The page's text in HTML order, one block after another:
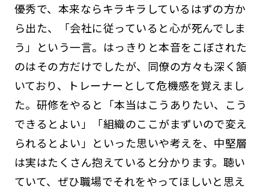
優秀で、本来ならキラキラしているはずの方か
ら出た、「会社に従っていると心が死んでしま
う」という一言。はっきりと本音をこぼされた
のはその方だけでしたが、同僚の方々も深く頷
いており、トレーナーとして危機感を覚えまし
た。研修をやると「本当はこうありたい、こう
できるとよい」「組織のここがまずいので変え
られるとよい」といった思いや考えを、中堅層
は実はたくさん抱えていると分かります。聴い
ていて、ぜひ職場でそれをやってほしいと思え